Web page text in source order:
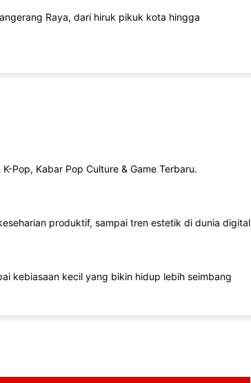
Raya, dari hiruk pikuk kota hingga
Pop, Kabar Pop Culture & Game Terbaru.
produktif, sampai tren estetik di dunia digital
kebiasaan kecil yang bikin hidup lebih seimbang